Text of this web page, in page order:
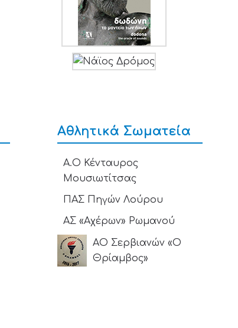
Αθλητικά Σωματεία
Α.Ο Κένταυρος
Μουσιωτίτσας
ΠΑΣ Πηγών Λούρου
ΑΣ «Αχέρων» Ρωμανού
ΑΟ Σερβιανών «Ο
Θρίαμβος»